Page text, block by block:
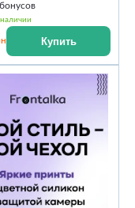
бонусов
наличии
Купить